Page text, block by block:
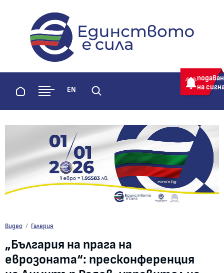
evroto.bgОфициална страница за приемане
Начало EN
на
Видео Галерия
„България на прага на еврозоната“: пресконференция на Димитър
„България на прага на
еврозоната“: пресконференция